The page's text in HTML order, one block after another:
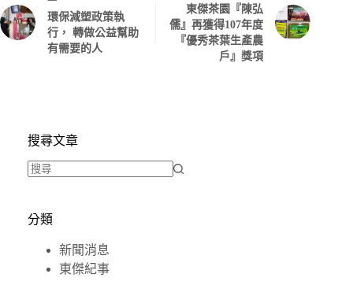
環保減塑政策執
行， 轉做公益幫助
有需要的人
東傑茶園『陳弘
儒』再獲得107年度
『優秀茶葉生產農
戶』獎項
搜尋文章
分類
新聞消息
東傑紀事